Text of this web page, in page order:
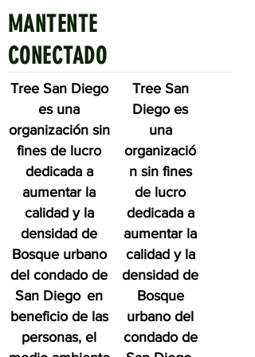
MANTENTE
CONECTADO
Tree San Diego
es una
organización sin
fines de lucro
dedicada a
aumentar la
calidad y la
densidad de
Bosque urbano
del condado de
San Diego en
beneficio de las
personas, el
Tree San
Diego es
una
organizació
n sin fines
de lucro
dedicada a
aumentar la
calidad y la
densidad de
Bosque
urbano del
condado de